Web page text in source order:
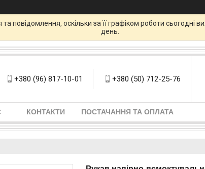
повідомлення, оскільки за її графіком роботи
день.
+380 (96) 817-10-01 +380 (50) 712-25-76
КОНТАКТИ ПОСТАЧАННЯ ТА ОПЛАТА